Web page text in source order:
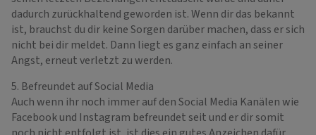
dadurch zurückhaltend geworden ist. Wenn dir das bekannt
ist, brauchst du dir keine Sorgen darüber machen, dass er sich
nicht bei dir meldet. Dann liegt es ganz einfach an seiner
Angst, erneut verletzt zu werden.
5. Befreundet auf Social Media
Auch wenn ihr noch immer auf den Social Media Kanälen wie
Facebook und Instagram befreundet seit und er dir somit